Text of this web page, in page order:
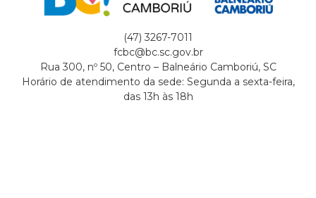
(47) 3267-7011
fcbc@bc.sc.gov.br
Rua 300, nº 50, Centro – Balneário Camboriú, SC
Horário de atendimento da sede: Segunda a sexta-feira,
das 13h às 18h